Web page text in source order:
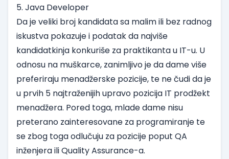
5. Java Developer
Da je veliki broj kandidata sa malim ili bez radnog
iskustva pokazuje i podatak da najviše
kandidatkinja konkuriše za praktikanta u IT-u. U
odnosu na muškarce, zanimljivo je da dame više
preferiraju menadžerske pozicije, te ne čudi da je
u prvih 5 najtraženijih upravo pozicija IT prodžekt
menadžera. Pored toga, mlade dame nisu
preterano zainteresovane za programiranje te
se zbog toga odlučuju za pozicije poput QA
inženjera ili Quality Assurance-a.